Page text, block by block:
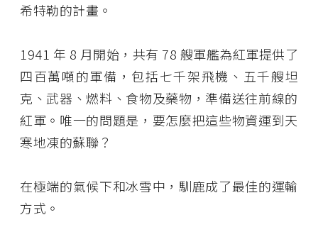
希特勒的計畫。
1941 年 8 月開始，共有 78 艘軍艦為紅軍提供了
四百萬噸的軍備，包括七千架飛機、五千艘坦
克、武器、燃料、食物及藥物，準備送往前線的
紅軍。唯一的問題是，要怎麼把這些物資運到天
寒地凍的蘇聯？
在極端的氣候下和冰雪中，馴鹿成了最佳的運輸
方式。